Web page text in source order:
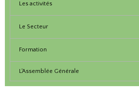
Les activités
Le Secteur
Formation
L'Assemblée Générale